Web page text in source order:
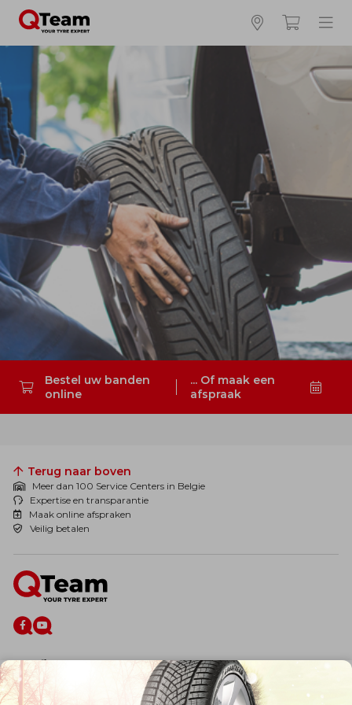
Bestel uw banden
online
... Of maak een
afspraak
Kies en bestel uw banden online
Waar vind ik mijn bandenmaat?
Zomerbanden
4 seizoenen
Winterbanden
Breedte *
Hoogte *
Inch *
Terug naar boven
Meer dan 100 Service Centers in Belgie
Expertise en transparantie
Maak online afspraken
Veilig betalen
De firma
Wie zijn wij?
Blog